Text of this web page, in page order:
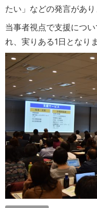
たい」などの発言があり
当事者視点で支援につ
れ、実りある1日となり